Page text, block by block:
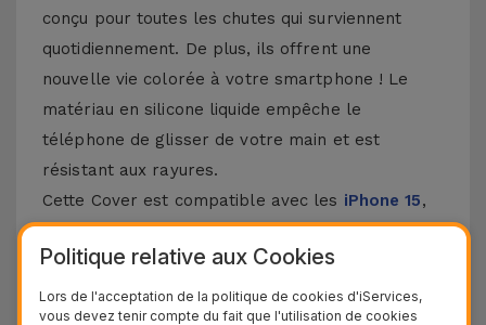
conçu pour toutes les chutes qui surviennent
quotidiennement. De plus, ils offrent une
nouvelle vie colorée à votre smartphone ! Le
matériau en silicone liquide empêche le
téléphone de glisser de votre main et est
résistant aux rayures.
Cette Cover est compatible avec les iPhone 15,
14, 13, 12, entre autres, ainsi qu'avec le modèle le
plus populaire d'Apple, l'iPhone 16et
Protection à 3 couches avec coques en
Politique relative aux Cookies
Lors de l'acceptation de la politique de cookies d'iServices,
vous devez tenir compte du fait que l'utilisation de cookies